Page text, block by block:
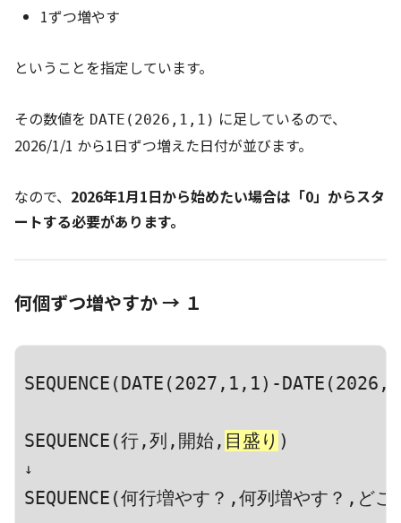
1ずつ増やす
ということを指定しています。
その数値を DATE(2026,1,1) に足しているので、
2026/1/1 から1日ずつ増えた日付が並びます。
なので、 2026年1月1日から始めたい場合は「0」からスタ
ートする必要があります。
何個ずつ増やすか → １
SEQUENCE(DATE(2027,1,1)-
SEQUENCE(行,列,開始, 目盛り )
SEQUENCE(何行増やす？,何列増やす？,ど